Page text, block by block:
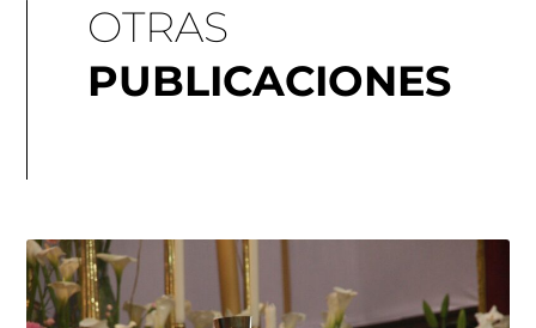
OTRAS
PUBLICACIONES